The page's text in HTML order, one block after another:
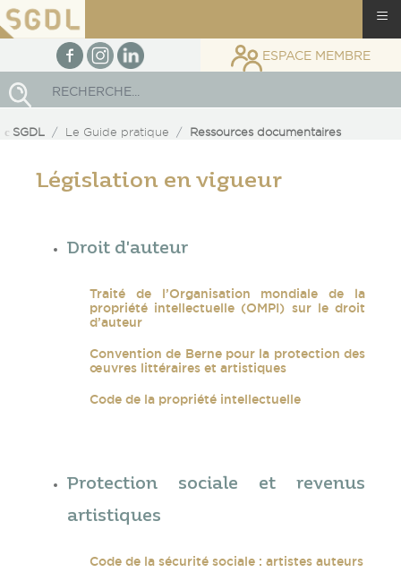
facebookInstagram
linkedin ESPACE MEMBRE
SGDL Le Guide pratique Ressources documentaires
Législation en vigueur
Droit d'auteur
Traité de l’Organisation mondiale de la
propriété intellectuelle (OMPI) sur le droit
d’auteur
Convention de Berne pour la protection des
œuvres littéraires et artistiques
Code de la propriété intellectuelle
Protection sociale et revenus
artistiques
Code de la sécurité sociale : artistes auteurs
≡